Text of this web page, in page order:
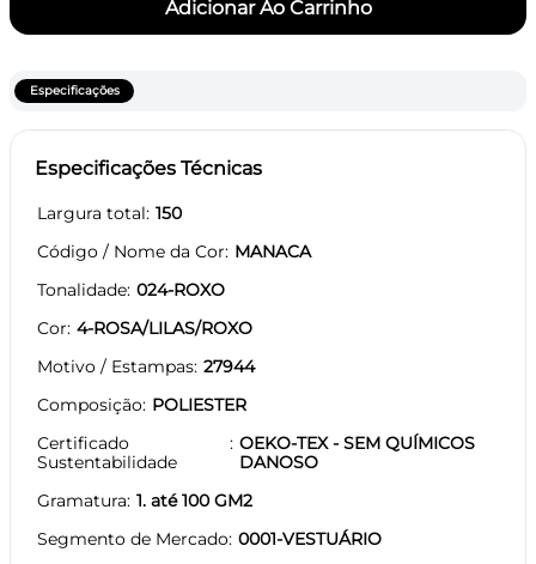
Especificações
Especificações Técnicas
Largura total 150
Código / Nome da Cor MANACA
Tonalidade 024-ROXO
Cor 4-ROSA/LILAS/ROXO
Motivo / Estampas 27944
Composição POLIESTER
Certificado
Sustentabilidade
OEKO-TEX - SEM QUÍMICOS
DANOSO
Gramatura 1. até 100 GM2
Segmento de Mercado 0001-VESTUÁRIO